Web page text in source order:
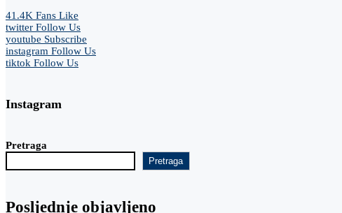
41.4K Fans Like
twitter Follow Us
youtube Subscribe
instagram Follow Us
tiktok Follow Us
Instagram
Pretraga
Pretraga
Posljednje objavljeno